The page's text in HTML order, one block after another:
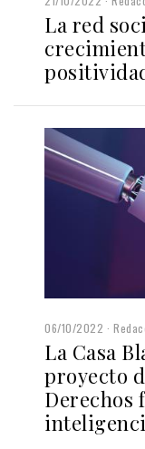
La red
06/10/2022
La Casa
proyecto
Derechos